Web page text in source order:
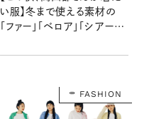
い服】冬まで使える素材の
「ファー」「ベロア」「シアー」
FASHION